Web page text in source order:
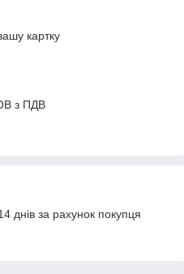
картку
з ПДВ
днів за рахунок покупця